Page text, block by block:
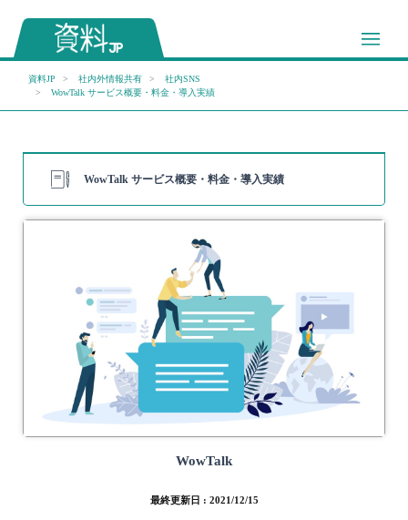
資料JP 社内外情報共有
社内SNS
WowTalk サービス概要・料金・導入実績
WowTalk サービス概要・料金・導入実績
WowTalk
最終更新日 : 2021/12/15